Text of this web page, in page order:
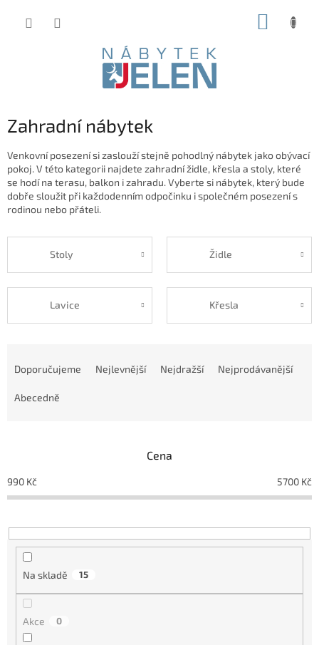
Zahradní nábytek
Venkovní posezení si zaslouží stejně pohodlný nábytek jako obývací
pokoj. V této kategorii najdete zahradní židle, křesla a stoly, které
se hodí na terasu, balkon i zahradu. Vyberte si nábytek, který bude
dobře sloužit při každodenním odpočinku i společném posezení s
rodinou nebo přáteli.
Stoly Židle
Lavice Křesla
o
d
k
t
Doporučujeme Nejlevnější Nejdražší Nejprodávanější
Abecedně
Cena
990 Kč 5700 Kč
Na skladě 15
Akce 0